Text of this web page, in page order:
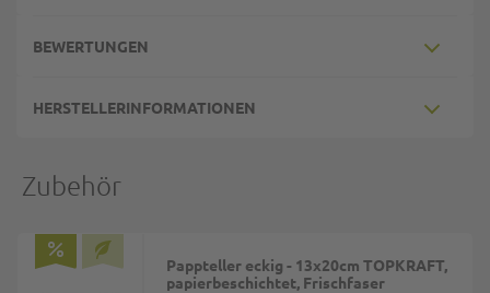
BEWERTUNGEN
HERSTELLERINFORMATIONEN
Zubehör
Pappteller eckig - 13x20cm TOPKRAFT,
papierbeschichtet, Frischfaser